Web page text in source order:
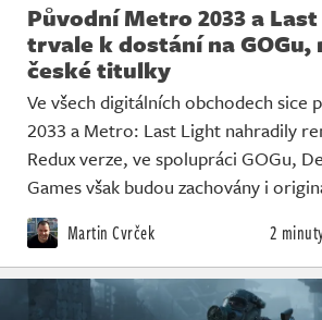
Původní Metro 2033 a
trvale k dostání na GOGu,
české titulky
Ve všech digitálních obchodech sice
2033 a Metro: Last Light nahradily
Redux verze, ve spolupráci GOGu,
Games však budou zachovány i
Martin Cvrček 2